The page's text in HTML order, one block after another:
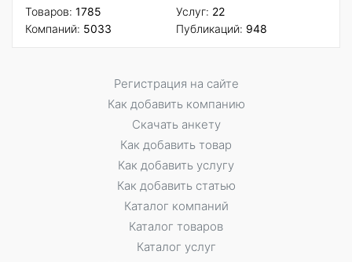
Товаров: 1785
Компаний: 5033
Услуг: 22
Публикаций: 948
Регистрация на сайте
Как добавить компанию
Скачать анкету
Как добавить товар
Как добавить услугу
Как добавить статью
Каталог компаний
Каталог товаров
Каталог услуг